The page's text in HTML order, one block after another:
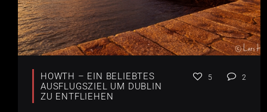
HOWTH – EIN BELIEBTES
AUSFLUGSZIEL UM DUBLIN
ZU ENTFLIEHEN
5 2